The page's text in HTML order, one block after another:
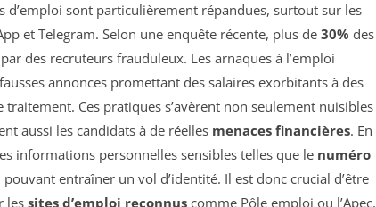
d’emploi sont particulièrement répandues, surtout sur les
et Telegram. Selon une enquête récente, plus de 30% des
des recruteurs frauduleux. Les arnaques à l’emploi
annonces promettant des salaires exorbitants à des
Ces pratiques s’avèrent non seulement nuisibles
aussi les candidats à de réelles menaces financières. En
informations personnelles sensibles telles que le numéro
entraîner un vol d’identité. Il est donc crucial d’être
les sites d’emploi reconnus comme Pôle emploi ou l’Apec,